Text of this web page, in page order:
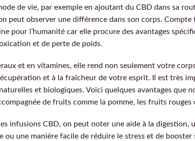
de vie, par exemple en ajoutant du CBD dans sa
peut observer une différence dans son corps. Compte
pour l’humanité car elle procure des avantages
et de perte de poids.
et en vitamines, elle rend non seulement votre
et à la fraîcheur de votre esprit. Il est très
et biologiques. Voici quelques avantages que
de fruits comme la pomme, les fruits rouges
infusions CBD, on peut noter une aide à la digestion,
ou une manière facile de réduire le stress et de booster